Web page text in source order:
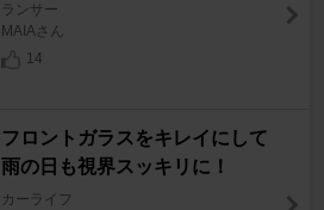
ランサー
MAIAさん
14
フロントガラスをキレイにして
雨の日も視界スッキリに！
カーライフ